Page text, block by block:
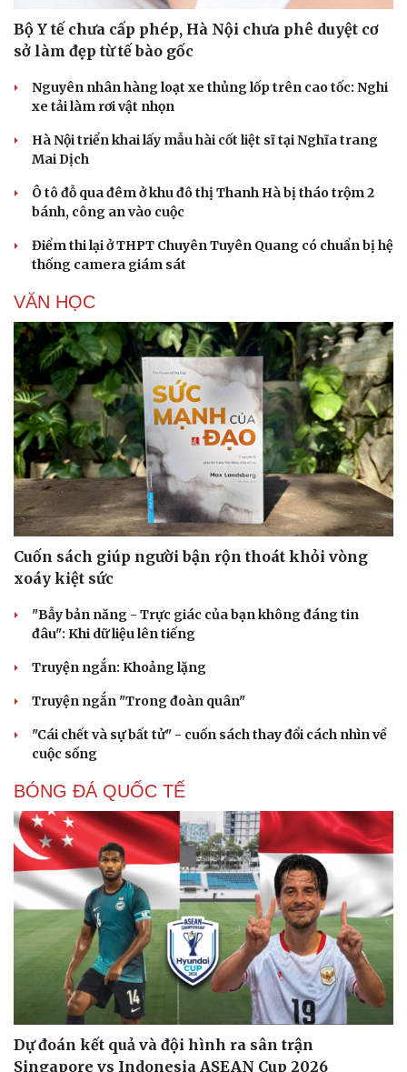
Văn hóa
Sân khấu - Điện ảnh
Văn học
Âm nhạc
Di sản
Giải trí
Nghệ sĩ
Thời trang
Sao Việt
Bộ Y tế chưa cấp phép, Hà Nội chưa phê duyệt cơ
sở làm đẹp từ tế bào gốc
Nguyên nhân hàng loạt xe thủng lốp trên cao tốc: Nghi
xe tải làm rơi vật nhọn
Hà Nội triển khai lấy mẫu hài cốt liệt sĩ tại Nghĩa trang
Mai Dịch
Ô tô đỗ qua đêm ở khu đô thị Thanh Hà bị tháo trộm 2
bánh, công an vào cuộc
Điểm thi lại ở THPT Chuyên Tuyên Quang có chuẩn bị hệ
thống camera giám sát
VĂN HỌC
Cuốn sách giúp người bận rộn thoát khỏi vòng
xoáy kiệt sức
"Bẫy bản năng - Trực giác của bạn không đáng tin
đâu": Khi dữ liệu lên tiếng
Truyện ngắn: Khoảng lặng
Truyện ngắn "Trong đoàn quân"
"Cái chết và sự bất tử" - cuốn sách thay đổi cách nhìn về
cuộc sống
BÓNG ĐÁ QUỐC TẾ
Dự đoán kết quả và đội hình ra sân trận
Singapore vs Indonesia ASEAN Cup 2026